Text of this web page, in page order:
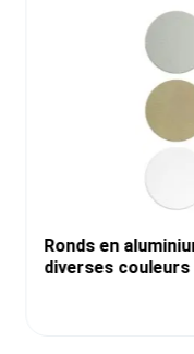
Ronds en
diverses couleurs